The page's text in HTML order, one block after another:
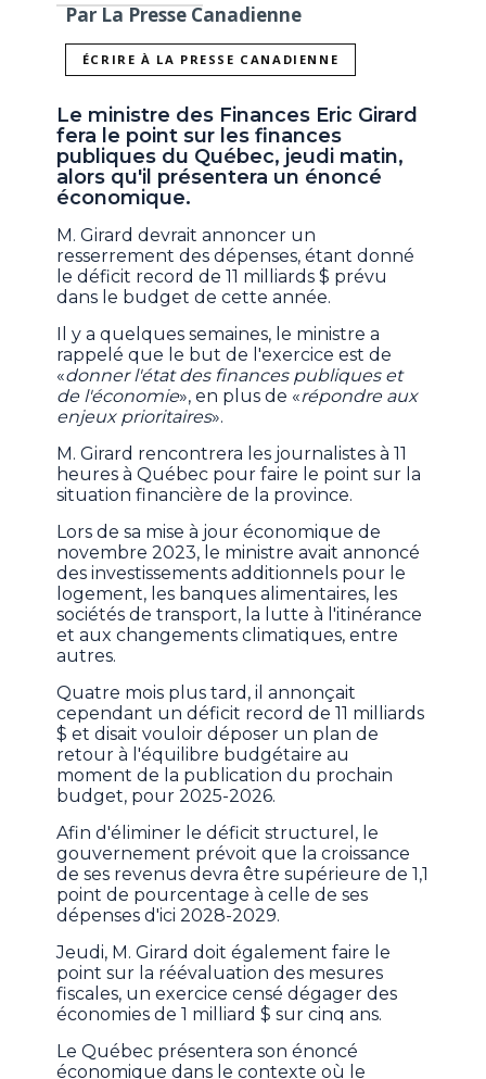
Par La Presse Canadienne
ÉCRIRE À LA PRESSE CANADIENNE
Le ministre des Finances Eric Girard
fera le point sur les finances
publiques du Québec, jeudi matin,
alors qu'il présentera un énoncé
économique.
M. Girard devrait annoncer un
resserrement des dépenses, étant donné
le déficit record de 11 milliards $ prévu
dans le budget de cette année.
Il y a quelques semaines, le ministre a
rappelé que le but de l'exercice est de
«donner l'état des finances publiques et
de l'économie», en plus de «répondre aux
enjeux prioritaires».
M. Girard rencontrera les journalistes à 11
heures à Québec pour faire le point sur la
situation financière de la province.
Lors de sa mise à jour économique de
novembre 2023, le ministre avait annoncé
des investissements additionnels pour le
logement, les banques alimentaires, les
sociétés de transport, la lutte à l'itinérance
et aux changements climatiques, entre
autres.
Quatre mois plus tard, il annonçait
cependant un déficit record de 11 milliards
$ et disait vouloir déposer un plan de
retour à l'équilibre budgétaire au
moment de la publication du prochain
budget, pour 2025-2026.
Afin d'éliminer le déficit structurel, le
gouvernement prévoit que la croissance
de ses revenus devra être supérieure de 1,1
point de pourcentage à celle de ses
dépenses d'ici 2028-2029.
Jeudi, M. Girard doit également faire le
point sur la réévaluation des mesures
fiscales, un exercice censé dégager des
économies de 1 milliard $ sur cinq ans.
Le Québec présentera son énoncé
économique dans le contexte où le